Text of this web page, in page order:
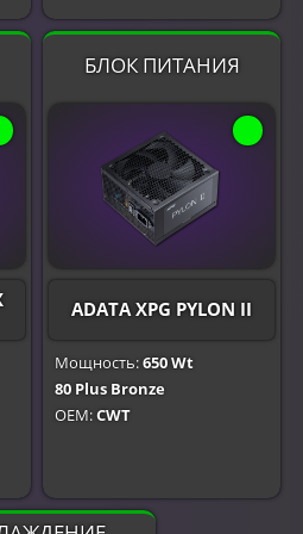
БЛОК ПИТАНИЯ
ADATA XPG PYLON II
Мощность:650 Wt
80 Plus Bronze
OEM:CWT